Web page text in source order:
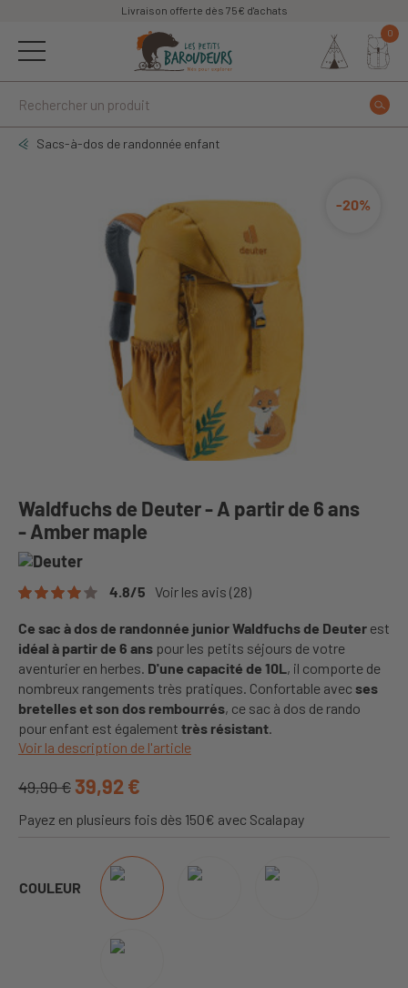
Livraison offerte dès 75€ d'achats
0
Sacs-à-dos de randonnée enfant
-20%
Waldfuchs de Deuter - A partir de 6 ans
- Amber maple
4.8/5 Voir les avis (28)
Ce sac à dos de randonnée junior Waldfuchs de Deuter est
idéal à partir de 6 ans pour les petits séjours de votre
aventurier en herbes. D'une capacité de 10L, il comporte de
nombreux rangements très pratiques. Confortable avec ses
bretelles et son dos rembourrés, ce sac à dos de rando
pour enfant est également très résistant.
Voir la description de l'article
49,90 € 39,92 €
Payez en plusieurs fois dès 150€ avec Scalapay
COULEUR